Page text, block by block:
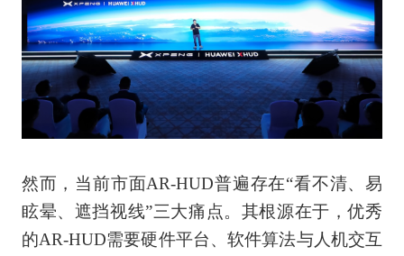
然而，当前市面AR-HUD普遍存在“看不清、易
眩晕、遮挡视线”三大痛点。其根源在于，优秀
的AR-HUD需要硬件平台、软件算法与人机交互